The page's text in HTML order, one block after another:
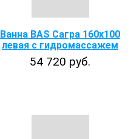
Ванна BAS Сагра 160х100
левая с гидромассажем
54 720 руб.